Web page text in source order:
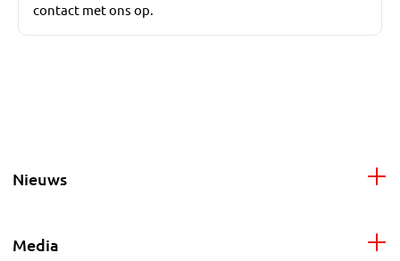
contact met ons op.
Nieuws
Media